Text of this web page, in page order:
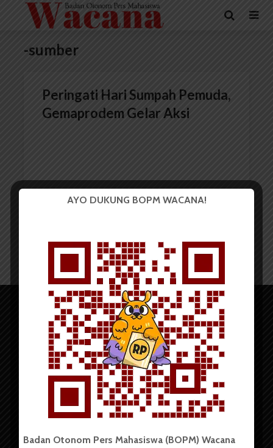
-sumber
Peringati Hari Sumpah Pemuda,
Gemaprodem Gelar Aksi
Copyright © 2023. All rights reserved BOPM WACANA.
AYO DUKUNG BOPM WACANA!
Badan Otonom Pers Mahasiswa (BOPM) Wacana